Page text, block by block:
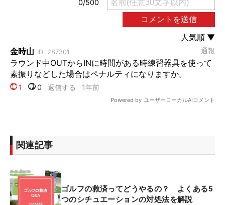
関連記事
ゴルフの救済ってどうやるの？ よくある5
つのシチュエーションの対処法を解説